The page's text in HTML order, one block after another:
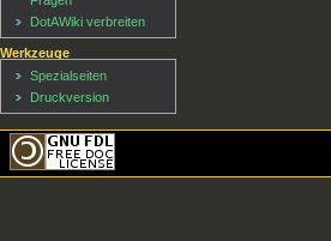
DotAWiki verbreiten
Werkzeuge
Spezialseiten
Druckversion